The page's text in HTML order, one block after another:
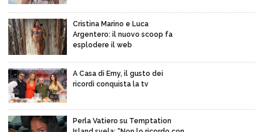
Cristina Marino e Luca
Argentero: il nuovo scoop fa
esplodere il web
A Casa di Emy, il gusto dei
ricordi conquista la tv
Perla Vatiero su Temptation